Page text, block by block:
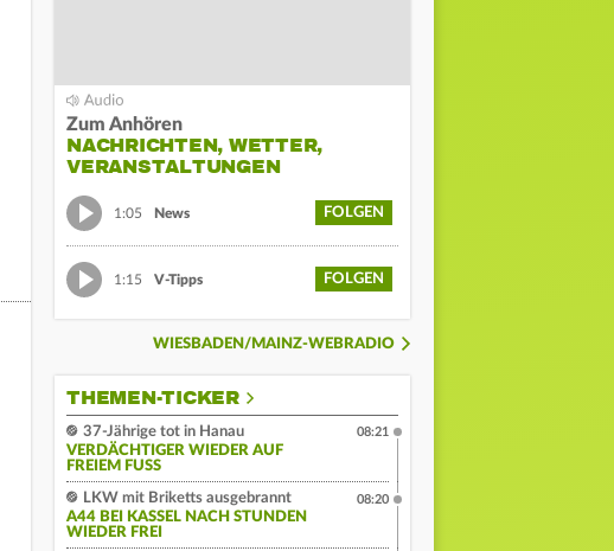
Zum Anhören
NACHRICHTEN, WETTER,
VERANSTALTUNGEN
1:05 News FOLGEN
1:15 V-Tipps FOLGEN
WIESBADEN/MAINZ-WEBRADIO
THEMEN-TICKER
37-Jährige tot in Hanau
VERDÄCHTIGER WIEDER AUF
FREIEM FUSS
08:21
LKW mit Briketts ausgebrannt
A44 BEI KASSEL NACH STUNDEN
WIEDER FREI
08:20